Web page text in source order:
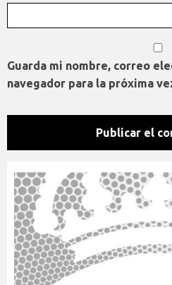
Guarda mi nombre, correo
navegador para la próxima